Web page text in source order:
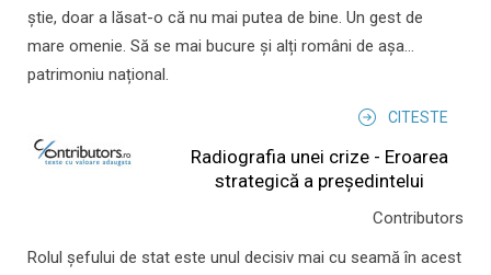
știe, doar a lăsat-o că nu mai putea de bine. Un gest de
mare omenie. Să se mai bucure și alți români de așa...
patrimoniu național.
CITESTE
Radiografia unei crize - Eroarea
strategică a președintelui
Contributors
Rolul şefului de stat este unul decisiv mai cu seamă în acest